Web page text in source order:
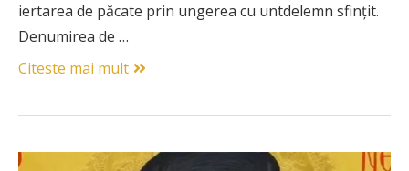
iertarea de păcate prin ungerea cu untdelemn sfinţit.
Denumirea de …
Citeste mai mult